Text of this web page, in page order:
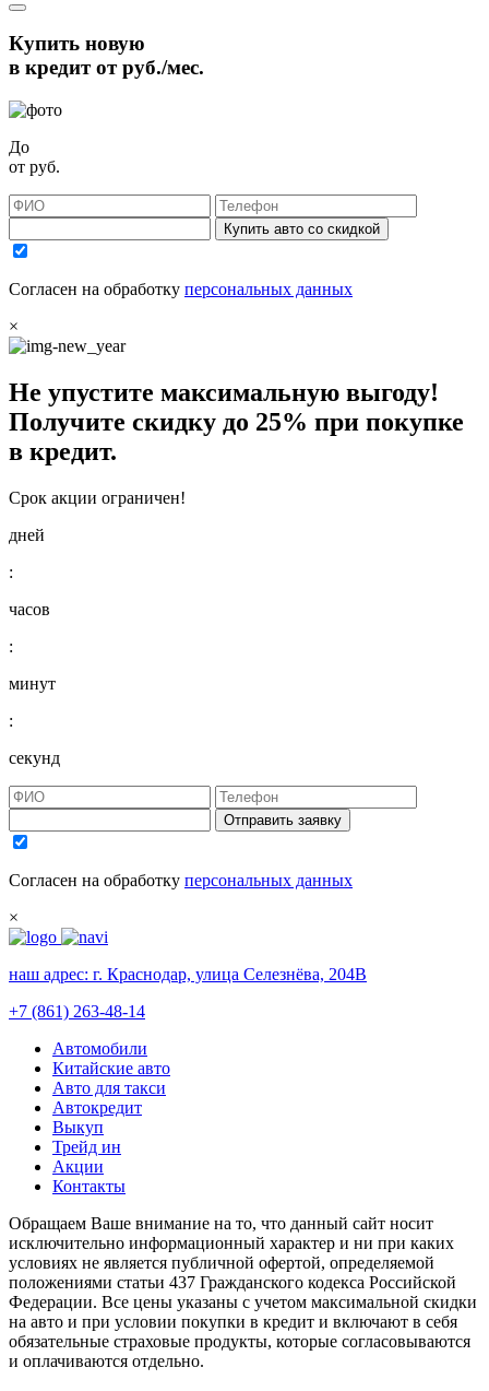
Купить новую
в кредит отруб./мес.
До
от руб.
Купить авто со скидкой
Согласен на обработку персональных данных
×
Не упустите максимальную выгоду!
Получите скидку до 25% при покупке
в кредит.
Срок акции ограничен!
дней
:
часов
:
минут
:
секунд
Отправить заявку
Согласен на обработку персональных данных
×
наш адрес: г. Краснодар, улица Селезнёва, 204В
+7 (861) 263-48-14
Автомобили
Китайские авто
Авто для такси
Автокредит
Выкуп
Трейд ин
Акции
Контакты
Обращаем Ваше внимание на то, что данный сайт носит
исключительно информационный характер и ни при каких
условиях не является публичной офертой, определяемой
положениями статьи 437 Гражданского кодекса Российской
Федерации. Все цены указаны с учетом максимальной скидки
на авто и при условии покупки в кредит и включают в себя
обязательные страховые продукты, которые согласовываются
и оплачиваются отдельно.